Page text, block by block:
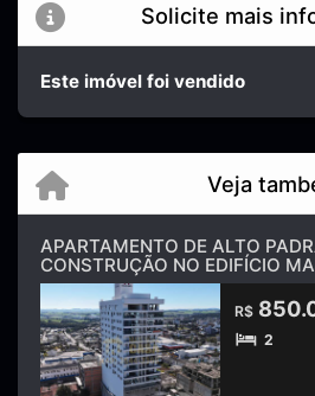
Solicite mais
Este imóvel foi vendido
Veja
APARTAMENTO DE ALTO
CONSTRUÇÃO NO EDIFÍCIO
R$
2